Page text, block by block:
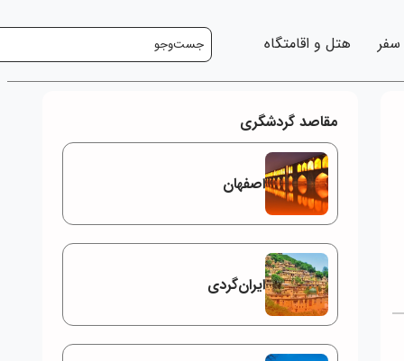
سفر هتل و اقامتگاه
مقاصد گردشگری
اصفهان
ایران‌گردی